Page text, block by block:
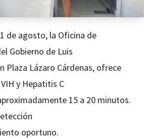
de agosto, la Oficina de
Gobierno de Luis
Plaza Lázaro Cárdenas, ofrece
y Hepatitis C
15 a 20 minutos.
oportuno.